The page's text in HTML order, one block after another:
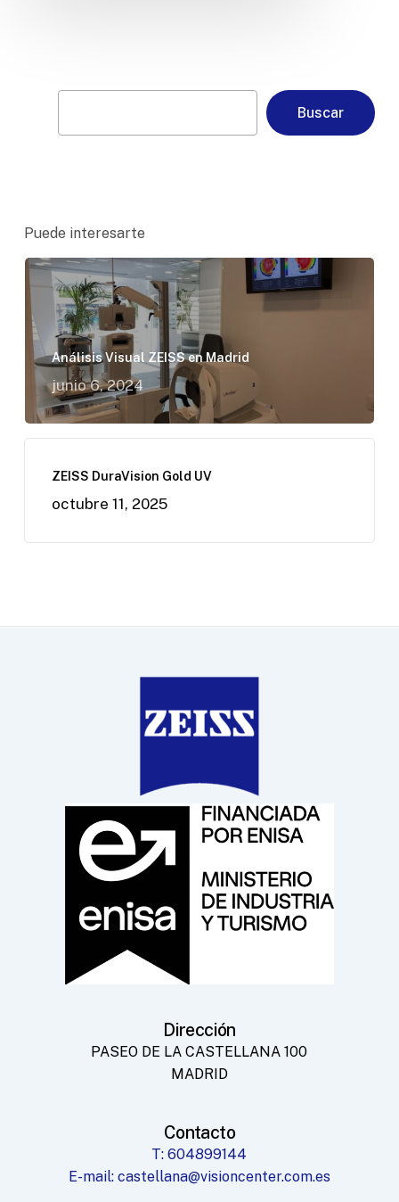
Buscar
Puede interesarte
Análisis Visual ZEISS en Madrid
junio 6, 2024
ZEISS DuraVision Gold UV
octubre 11, 2025
Dirección
PASEO DE LA CASTELLANA 100
MADRID
Contacto
T: 604899144
E-mail: castellana@visioncenter.com.es